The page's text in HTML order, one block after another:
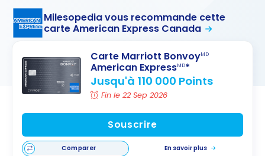
Milesopedia vous recommande cette
carte American Express Canada
Carte Marriott BonvoyMD
American ExpressMD*
Jusqu'à 110 000 Points
Fin le 22 Sep 2026
Souscrire
Comparer En savoir plus